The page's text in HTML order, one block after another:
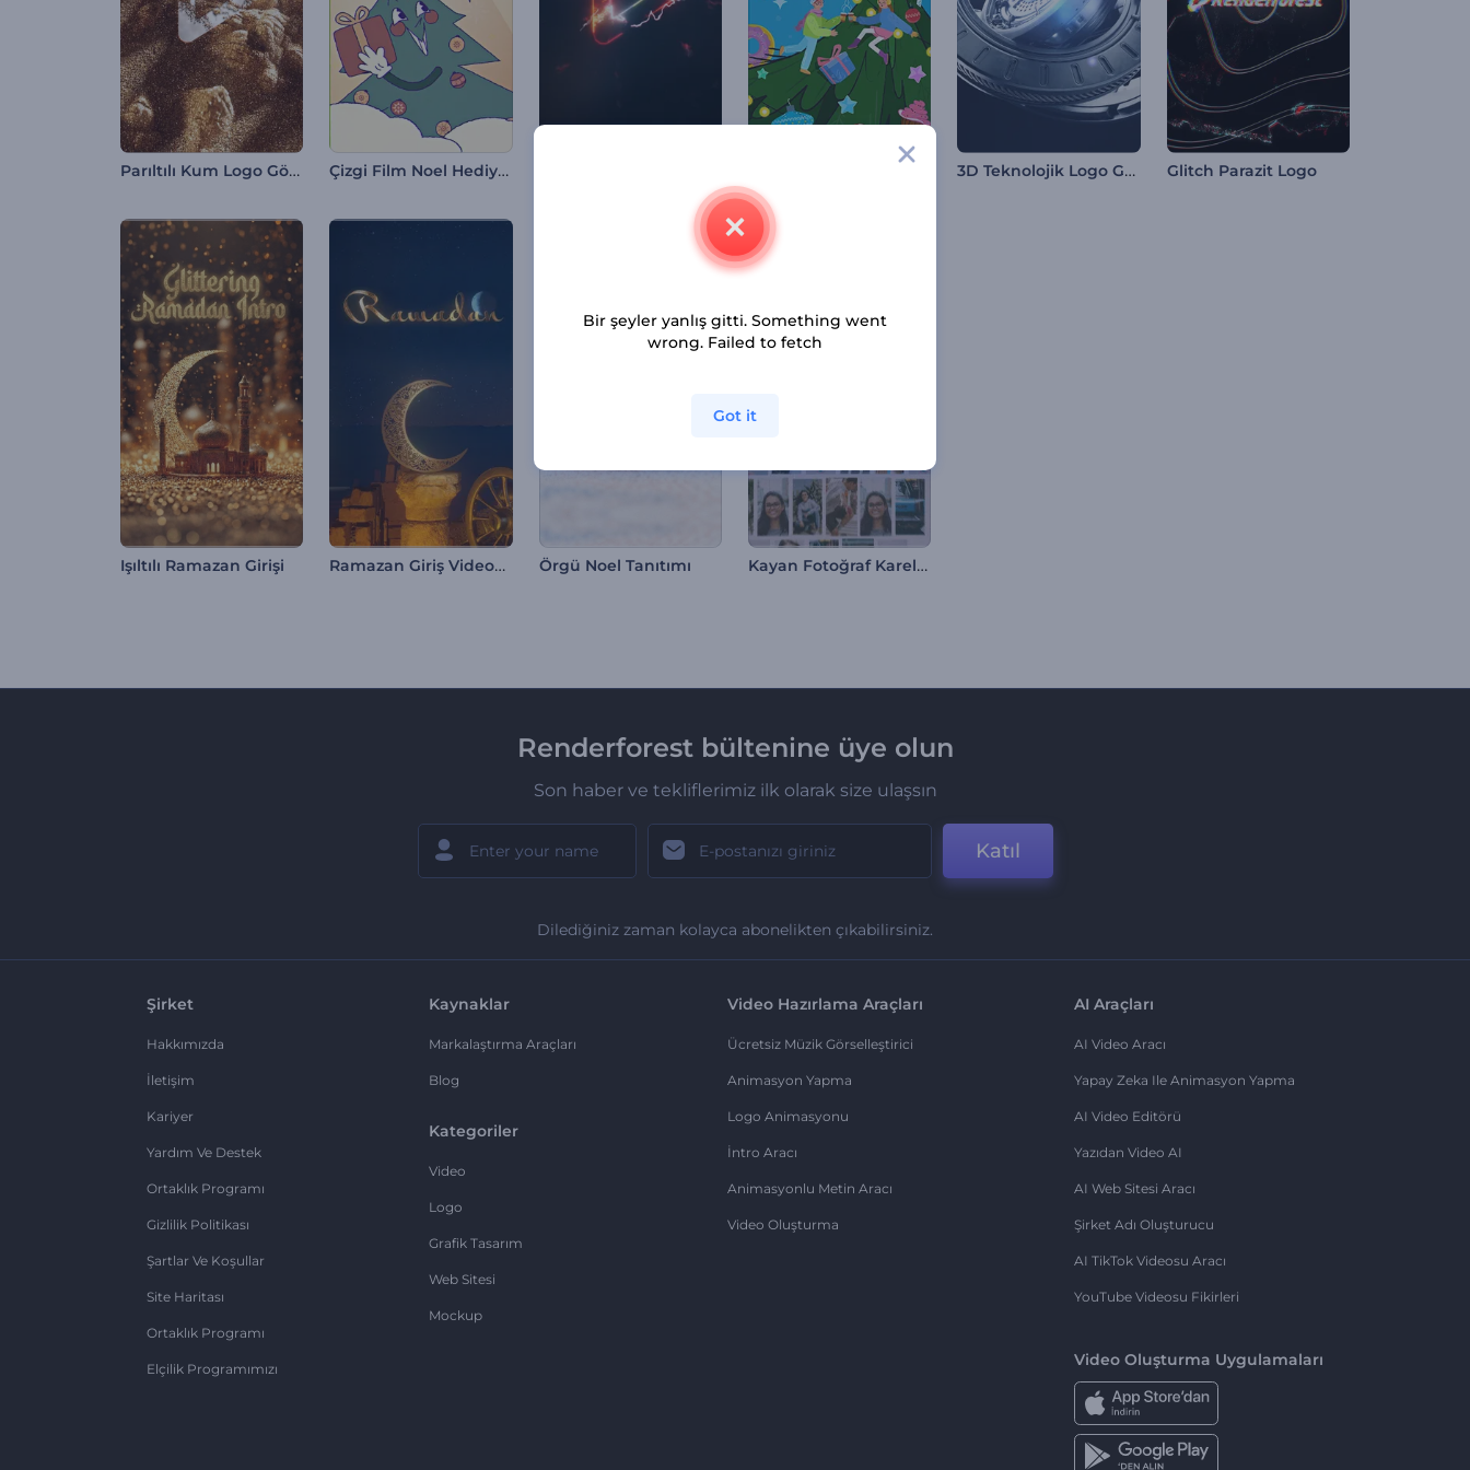
Parıltılı Kum Logo Gösterimi Çizgi Film Noel Hediyesi Girişi 3D Teknolojik Logo Gösterimi Glitch Parazit Logo
Işıltılı Ramazan Girişi Ramazan Giriş Videosu Örgü Noel Tanıtımı Kayan Fotoğraf Kareleri İntrosu
Renderforest bültenine üye olun
Son haber ve tekliflerimiz ilk olarak size ulaşsın
Katıl
Dilediğiniz zaman kolayca abonelikten çıkabilirsiniz.
Şirket
Hakkımızda
İletişim
Kariyer
Yardım Ve Destek
Ortaklık Programı
Gizlilik Politikası
Şartlar Ve Koşullar
Site Haritası
Ortaklık Programı
Elçilik Programımızı
Kaynaklar
Markalaştırma Araçları
Blog
Kategoriler
Video
Logo
Grafik Tasarım
Web Sitesi
Mockup
Video Hazırlama Araçları
Ücretsiz Müzik Görselleştirici
Animasyon Yapma
Logo Animasyonu
İntro Aracı
Animasyonlu Metin Aracı
Video Oluşturma
AI Araçları
AI Video Aracı
Yapay Zeka Ile Animasyon Yapma
AI Video Editörü
Yazıdan Video AI
AI Web Sitesi Aracı
Şirket Adı Oluşturucu
AI TikTok Videosu Aracı
YouTube Videosu Fikirleri
Video Oluşturma Uygulamaları
Bir şeyler yanlış gitti. Something went
wrong. Failed to fetch
Got it